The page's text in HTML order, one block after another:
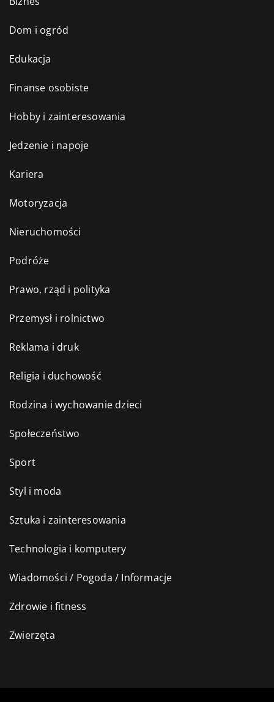
Dom i ogród
Edukacja
Finanse osobiste
Hobby i zainteresowania
Jedzenie i napoje
Kariera
Motoryzacja
Nieruchomości
Podróże
Prawo, rząd i polityka
Przemysł i rolnictwo
Reklama i druk
Religia i duchowość
Rodzina i wychowanie dzieci
Społeczeństwo
Sport
Styl i moda
Sztuka i zainteresowania
Technologia i komputery
Wiadomości / Pogoda / Informacje
Zdrowie i fitness
Zwierzęta